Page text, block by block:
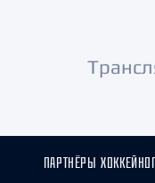
ПАРТНЁРЫ